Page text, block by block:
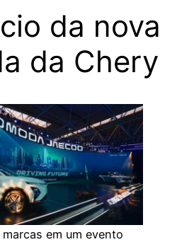
da nova
da Chery
em um evento